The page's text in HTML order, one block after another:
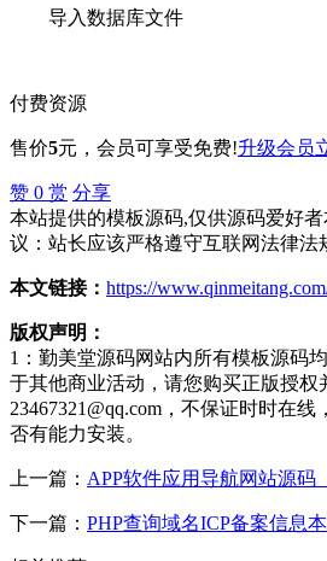
导入数据库文件
付费资源
售价5元 ，会员可享受免费!升级会员
赞 0 赏 分享
本站提供的模板源码,仅供源码爱好
议：站长应该严格遵守互联网法律法
本文链接： https://
版权声明：
1：勤美堂源码网站内所有模板源码
于其他商业活动，请您购买正版授
23467321@qq.com，不保证时时在
否有能力安装。
上一篇： APP软件应用导航网站源码
下一篇： PHP查询域名ICP备案信息